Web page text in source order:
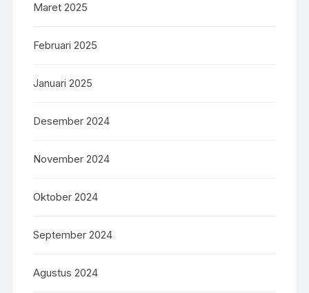
Maret 2025
Februari 2025
Januari 2025
Desember 2024
November 2024
Oktober 2024
September 2024
Agustus 2024